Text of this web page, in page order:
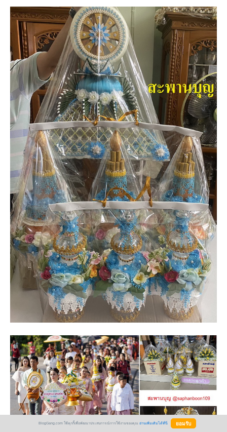
BlogGang.com ใช้คุกกี้เพื่อพัฒนาประสบการณ์การใช้งานของคุณ อ่านเพิ่มเติมได้ที่นี่